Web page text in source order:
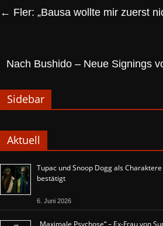
← Fler: „Bausa wollte mir zuerst
Nach Bushido – Neue Signings
Sidebar
Aktuell
Tupac und Snoop Dogg als
bestätigt
6. Juni 2026